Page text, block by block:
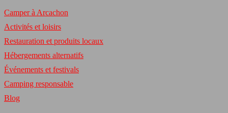
Camper à Arcachon
Activités et loisirs
Restauration et produits locaux
Hébergements alternatifs
Événements et festivals
Camping responsable
Blog